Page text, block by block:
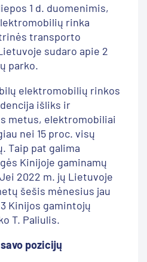
1 d. duomenimis,
rinka
transporto
sudaro apie 2
parko.
elektromobilių rinkos
išliks ir
metus, elektromobiliai
nei 15 proc. visų
Taip pat galima
Kinijoje gaminamų
2022 m. jų Lietuvoje
šešis mėnesius jau
Kinijos gamintojų
T. Paliulis.
pozicijų